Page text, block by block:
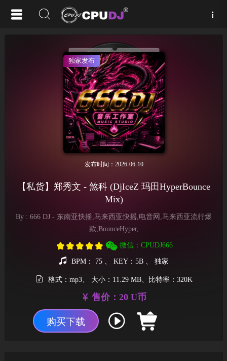
独家发布
发布时间：2026-06-10
【私货】郑秀文 - 煞科 (DjIceZ 玛田HyperBounce
Mix)
By : 666 DJ - 东南亚快摇,马来西亚快摇,电音网,马来西亚流行爆
款,BounceHyper,
微信：CPUDJ666
BPM： 75 、 KEY：5B 、 独家
格式：mp3、 大小：11.29 MB、比特率：320K
售价：20 U币
购买下载